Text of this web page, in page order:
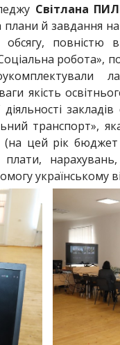
Світлана
плани й завдання
повністю
робота»,
якість
транспорт»,
(на цей рік
українському